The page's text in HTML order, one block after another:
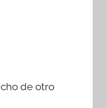
de otro